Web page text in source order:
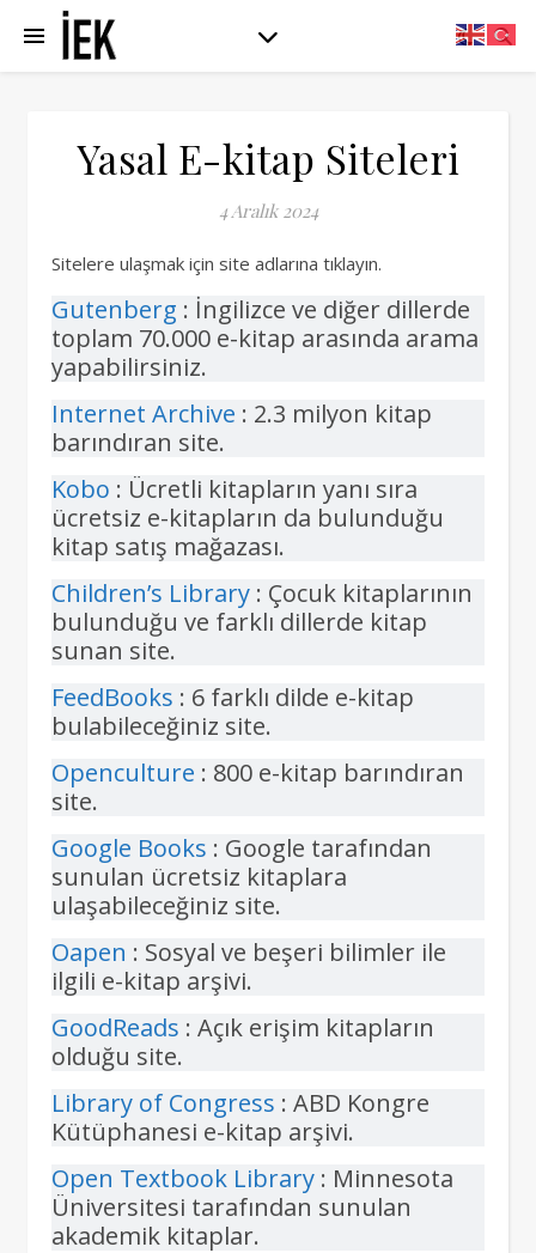
Yasal E-kitap Siteleri
4 Aralık 2024
Sitelere ulaşmak için site adlarına tıklayın.
Gutenberg : İngilizce ve diğer dillerde
toplam 70.000 e-kitap arasında arama
yapabilirsiniz.
Internet Archive : 2.3 milyon kitap
barındıran site.
Kobo : Ücretli kitapların yanı sıra
ücretsiz e-kitapların da bulunduğu
kitap satış mağazası.
Children’s Library : Çocuk kitaplarının
bulunduğu ve farklı dillerde kitap
sunan site.
FeedBooks : 6 farklı dilde e-kitap
bulabileceğiniz site.
Openculture : 800 e-kitap barındıran
site.
Google Books : Google tarafından
sunulan ücretsiz kitaplara
ulaşabileceğiniz site.
Oapen : Sosyal ve beşeri bilimler ile
ilgili e-kitap arşivi.
GoodReads : Açık erişim kitapların
olduğu site.
Library of Congress : ABD Kongre
Kütüphanesi e-kitap arşivi.
Open Textbook Library : Minnesota
Üniversitesi tarafından sunulan
akademik kitaplar.